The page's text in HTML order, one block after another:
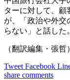
ターに対して、顧
が、「政治や外交
らない」と話した。
（翻訳編集・張哲）
Tweet Facebook
share comments